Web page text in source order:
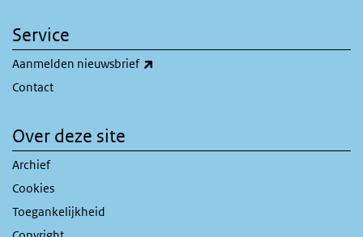
Service
Aanmelden nieuwsbrief
Contact
Over deze site
Archief
Cookies
Toegankelijkheid